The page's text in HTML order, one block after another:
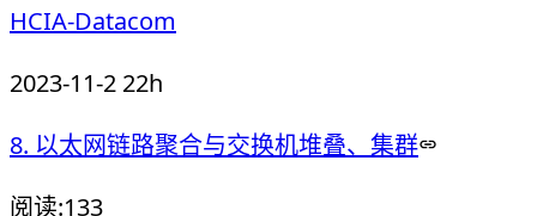
HCIA-Datacom
2023-11-2 22h
8. 以太网链路聚合与交换机堆叠、集群
阅读:133